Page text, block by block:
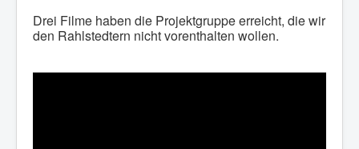
Drei Filme haben die Projektgruppe erreicht, die wir
den Rahlstedtern nicht vorenthalten wollen.